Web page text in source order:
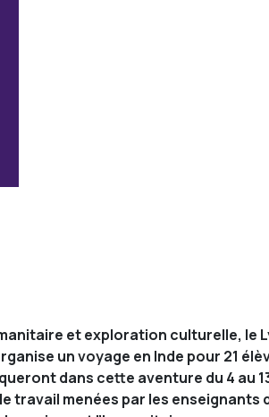
et exploration culturelle, le
un voyage en Inde pour 21
dans cette aventure du 4 au
travail menées par les enseignants